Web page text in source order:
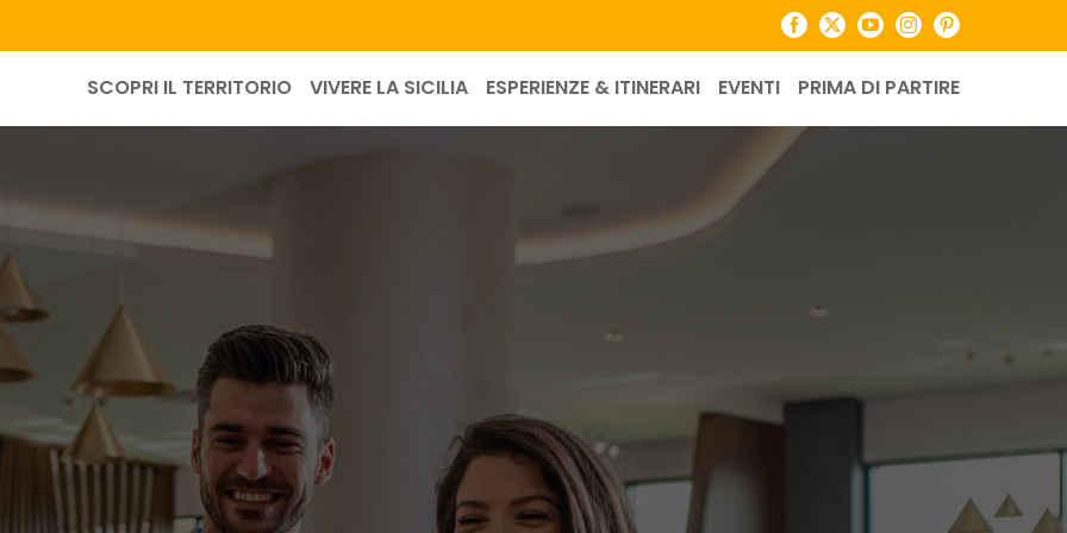
Facebook
X YouTubeInstagramPinterest
SCOPRI IL TERRITORIO VIVERE LA SICILIA ESPERIENZE & ITINERARI EVENTI PRIMA DI PARTIRE